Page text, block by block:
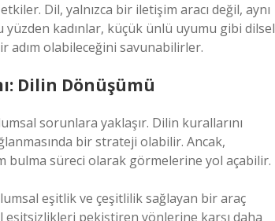
Dil, yalnızca bir iletişim aracı değil, aynı
kadınlar, küçük ünlü uyumu gibi dilsel
adım olabileceğini savunabilirler.
Dilin Dönüşümü
sorunlara yaklaşır. Dilin kurallarını
bir strateji olabilir. Ancak,
bulma süreci olarak görmelerine yol açabilir.
eşitlik ve çeşitlilik sağlayan bir araç
eşitsizlikleri pekiştiren yönlerine karşı daha